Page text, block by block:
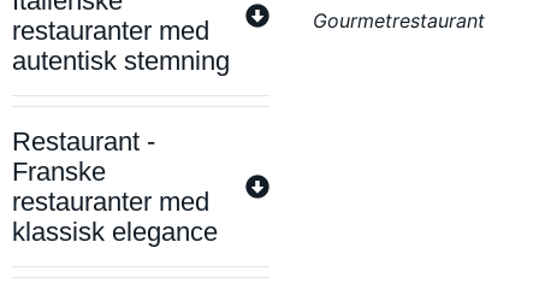
restauranter med
autentisk stemning
Restaurant -
Franske
restauranter med
klassisk elegance
Gourmetrestaurant